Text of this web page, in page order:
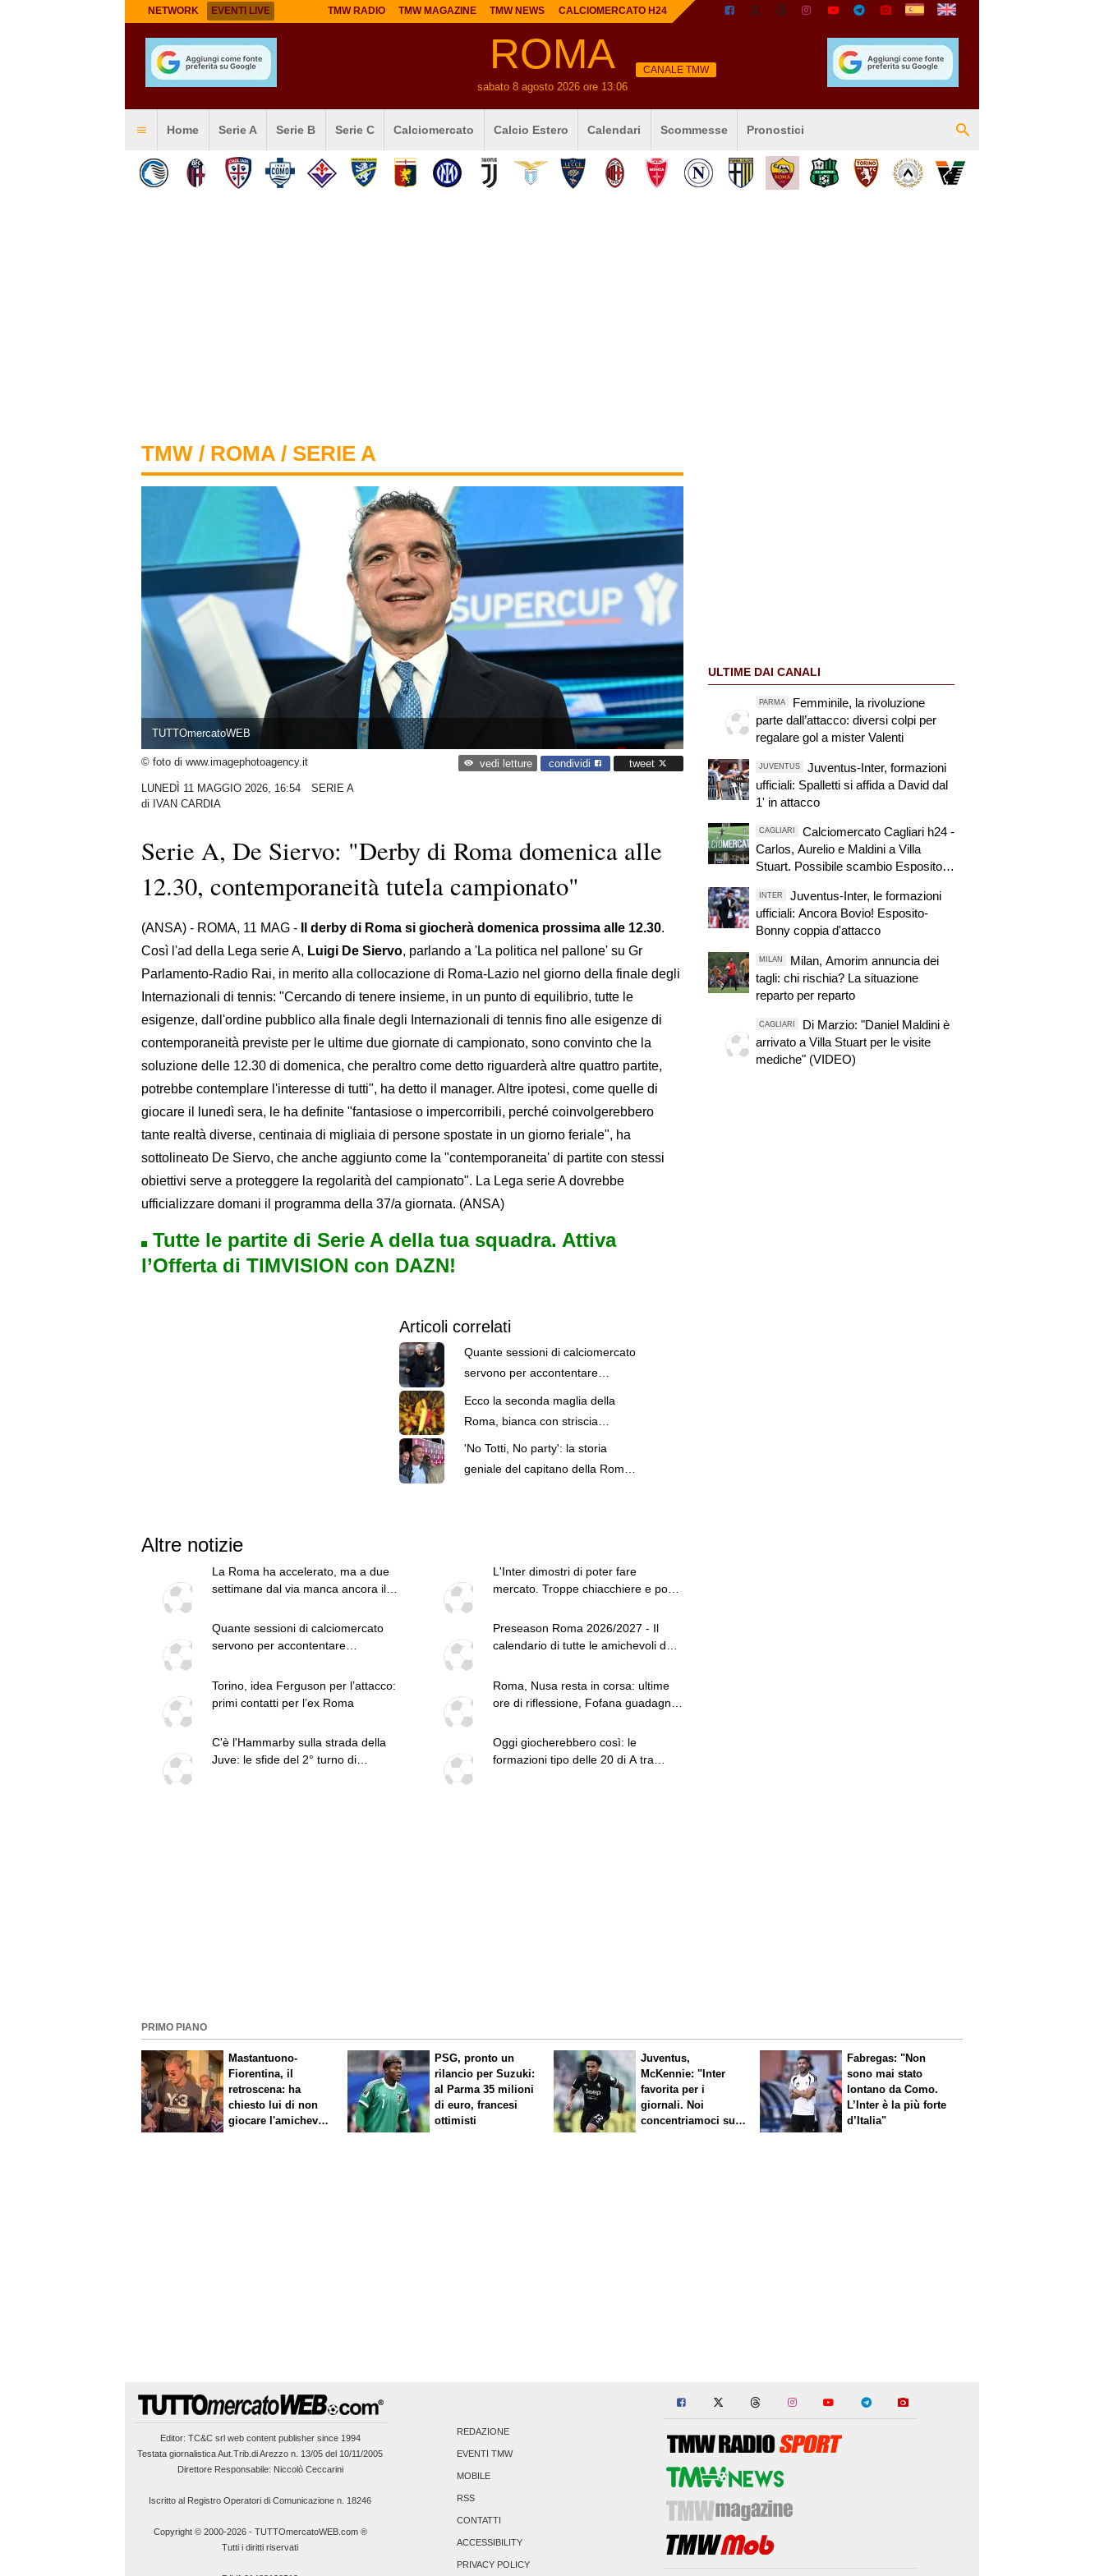
NETWORK EVENTI LIVE TMW RADIO TMW MAGAZINE TMW NEWS CALCIOMERCATO H24
ROMA
sabato 8 agosto 2026 ore 13:06
CANALE TMW
Home Serie A Serie B Serie C Calciomercato Calcio Estero Calendari Scommesse Pronostici
TMW / ROMA / SERIE A
TUTTOmercatoWEB
© foto di www.imagephotoagency.it vedi letture condividi tweet
LUNEDÌ 11 MAGGIO 2026, 16:54
SERIE A
di IVAN CARDIA
Serie A, De Siervo: "Derby di Roma domenica alle
12.30, contemporaneità tutela campionato"
(ANSA) - ROMA, 11 MAG - Il derby di Roma si giocherà domenica prossima alle 12.30.
Così l'ad della Lega serie A, Luigi De Siervo, parlando a 'La politica nel pallone' su Gr
Parlamento-Radio Rai, in merito alla collocazione di Roma-Lazio nel giorno della finale degli
Internazionali di tennis: "Cercando di tenere insieme, in un punto di equilibrio, tutte le
esigenze, dall'ordine pubblico alla finale degli Internazionali di tennis fino alle esigenze di
contemporaneità previste per le ultime due giornate di campionato, sono convinto che la
soluzione delle 12.30 di domenica, che peraltro come detto riguarderà altre quattro partite,
potrebbe contemplare l'interesse di tutti", ha detto il manager. Altre ipotesi, come quelle di
giocare il lunedì sera, le ha definite "fantasiose o impercorribili, perché coinvolgerebbero
tante realtà diverse, centinaia di migliaia di persone spostate in un giorno feriale", ha
sottolineato De Siervo, che anche aggiunto come la "contemporaneita' di partite con stessi
obiettivi serve a proteggere la regolarità del campionato". La Lega serie A dovrebbe
ufficializzare domani il programma della 37/a giornata. (ANSA)
Tutte le partite di Serie A della tua squadra. Attiva
l’Offerta di TIMVISION con DAZN!
Articoli correlati
Quante sessioni di calciomercato
servono per accontentare
Ecco la seconda maglia della
Roma, bianca con striscia
giallorossa
'No Totti, No party': la storia
geniale del capitano della Roma,
Altre notizie
La Roma ha accelerato, ma a due
settimane dal via manca ancora il
L'Inter dimostri di poter fare
mercato. Troppe chiacchiere e pochi
superiore a tutte le altre a
prescindere. Juve, il portiere può
Quante sessioni di calciomercato
servono per accontentare
Preseason Roma 2026/2027 - Il
calendario di tutte le amichevoli dei
Torino, idea Ferguson per l’attacco:
primi contatti per l’ex Roma
Roma, Nusa resta in corsa: ultime
ore di riflessione, Fofana guadagna
C'è l'Hammarby sulla strada della
Juve: le sfide del 2° turno di
Oggi giocherebbero così: le
formazioni tipo delle 20 di A tra
ULTIME DAI CANALI
PARMA
Femminile, la rivoluzione
parte dall’attacco: diversi colpi per
regalare gol a mister Valenti
JUVENTUS
Juventus-Inter, formazioni
ufficiali: Spalletti si affida a David dal
1' in attacco
CAGLIARI
Calciomercato Cagliari h24 -
Carlos, Aurelio e Maldini a Villa
Stuart. Possibile scambio Esposito-
anche ai rossoblù. Floriani Mussolini
in salita
INTER
Juventus-Inter, le formazioni
ufficiali: Ancora Bovio! Esposito-
Bonny coppia d'attacco
MILAN
Milan, Amorim annuncia dei
tagli: chi rischia? La situazione
reparto per reparto
CAGLIARI
Di Marzio: "Daniel Maldini è
arrivato a Villa Stuart per le visite
mediche" (VIDEO)
PRIMO PIANO
Mastantuono-
Fiorentina, il
retroscena: ha
chiesto lui di non
giocare l'amichevole
PSG, pronto un
rilancio per Suzuki:
al Parma 35 milioni
di euro, francesi
ottimisti
Juventus,
McKennie: "Inter
favorita per i
giornali. Noi
concentriamoci sul
Fabregas: "Non
sono mai stato
lontano da Como.
L’Inter è la più forte
d’Italia"
Editor: TC&C srlweb content publisher since 1994
Testata giornalistica Aut.Trib.di Arezzo n. 13/05 del 10/11/2005
Direttore Responsabile: Niccolò Ceccarini
Iscritto al Registro Operatori di Comunicazione n. 18246
Copyright © 2000-2026- TUTTOmercatoWEB.com ®
Tutti i diritti riservati
REDAZIONE
EVENTI TMW
MOBILE
RSS
CONTATTI
ACCESSIBILITY
PRIVACY POLICY